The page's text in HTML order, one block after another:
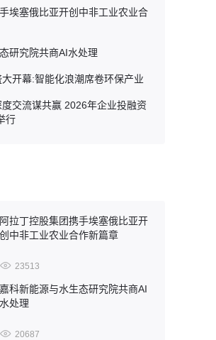
埃塞俄比亚开创中非工业农业合
研究院共商AI水处理
开幕:智能化浪潮席卷环保产业
交流谋共赢 2026年企业投融资
行
阿拉丁控股集团携手埃塞俄比亚开
创中非工业农业合作新篇章
23513
嘉科新能源与水生态研究院共商AI
水处理
20687